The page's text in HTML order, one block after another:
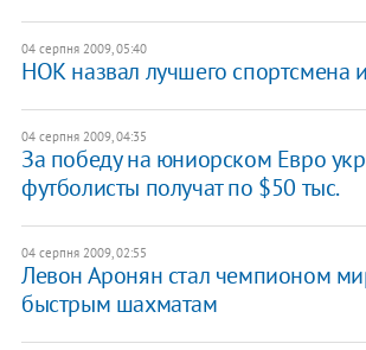
04 серпня 2009, 05:40
НОК назвал лучшего спортсмена
04 серпня 2009, 04:35
За победу на юниорском Евро
футболисты получат по $50 тыс.
04 серпня 2009, 02:55
Левон Аронян стал чемпионом
быстрым шахматам